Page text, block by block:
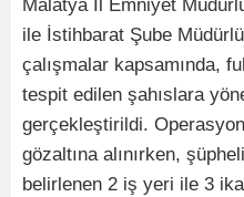
Malatya İl Emniyet
ile İstihbarat Şube
çalışmalar kapsamında,
tespit edilen şahıslara
gerçekleştirildi.
gözaltına alınırken,
belirlenen 2 iş yeri ile 3